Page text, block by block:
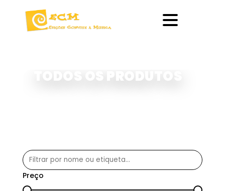
TODOS OS PRODUTOS
Preço